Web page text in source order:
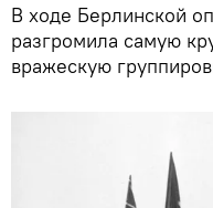
В ходе Берлинской
разгромила самую
вражескую